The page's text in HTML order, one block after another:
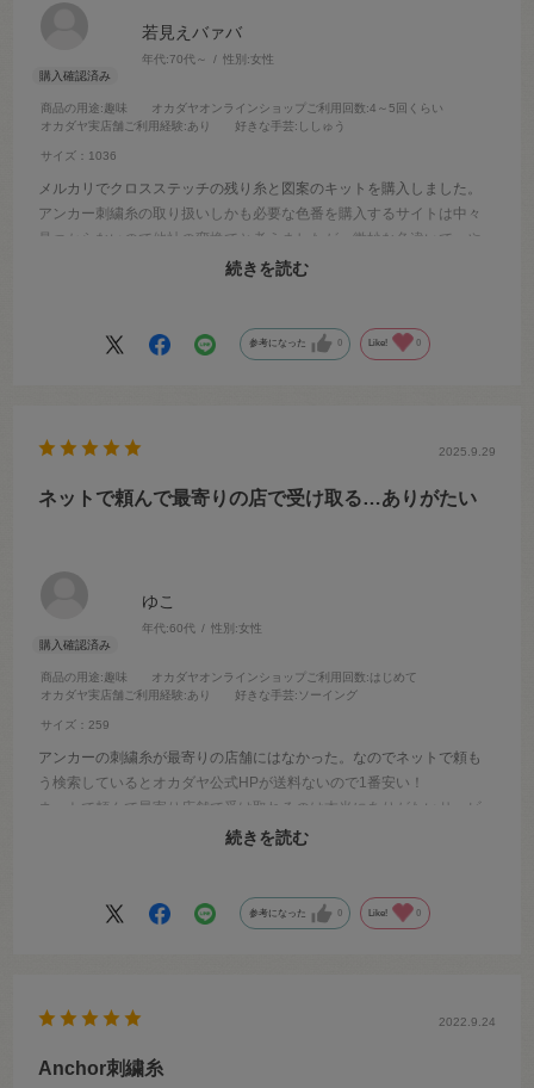
若見えバァバ
年代:70代～ 性別:女性
商品の用途:趣味 オカダヤオンラインショップご利用回数:4～5回くらい
オカダヤ実店舗ご利用経験:あり 好きな手芸:ししゅう
サイズ：1036
メルカリでクロスステッチの残り糸と図案のキットを購入しました。
アンカー刺繍糸の取り扱いしかも必要な色番を購入するサイトは中々
見つからないので他社の変換でと考えましたが、微妙な色違いで…や
っとokadayaを見つけました。注文から配送迄の早さにビックリ。助か
続きを読む
参考になった 0 Like! 0
ゆこ
年代:60代 性別:女性
商品の用途:趣味 オカダヤオンラインショップご利用回数:はじめて
オカダヤ実店舗ご利用経験:あり 好きな手芸:ソーイング
サイズ：259
2025.9.29
ネットで頼んで最寄りの店で受け取る…ありがたい
アンカーの刺繍糸が最寄りの店舗にはなかった。なのでネットで頼も
う検索しているとオカダヤ公式HPが送料ないので1番安い！
ネットで頼んで最寄り店舗で受け取れるのは本当にありがたいサービ
続きを読む
参考になった 0 Like! 0
2022.9.24
Anchor刺繍糸